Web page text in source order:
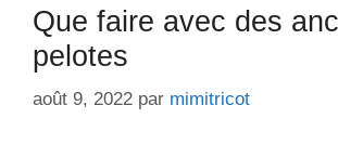
Que faire avec des
pelotes
août 9, 2022 par mimitricot